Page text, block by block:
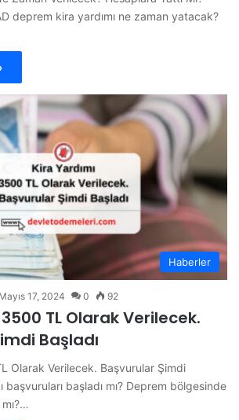
deprem kira yardımı ne zaman yatacak?
Haberler
Mayıs 17, 2024 0 92
3500 TL Olarak Verilecek.
Başladı
Olarak Verilecek. Başvurular Şimdi
başvuruları başladı mı? Deprem bölgesinde